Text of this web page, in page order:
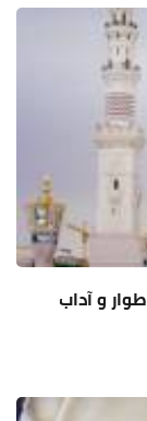
و آداب